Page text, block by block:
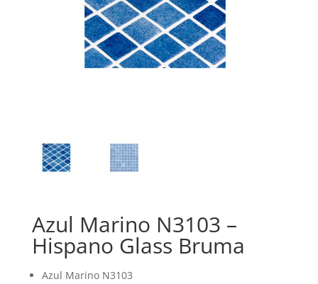
Azul Marino N3103 –
Hispano Glass Bruma
Azul Marino N3103